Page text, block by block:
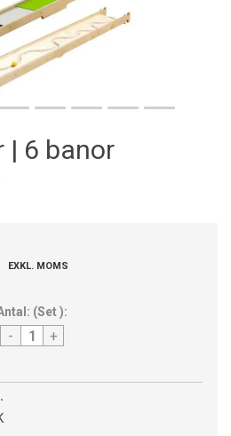
| 6 banor
EXKL. MOMS
(Set):
- +